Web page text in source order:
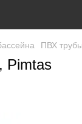
ПВХ
Pimtas